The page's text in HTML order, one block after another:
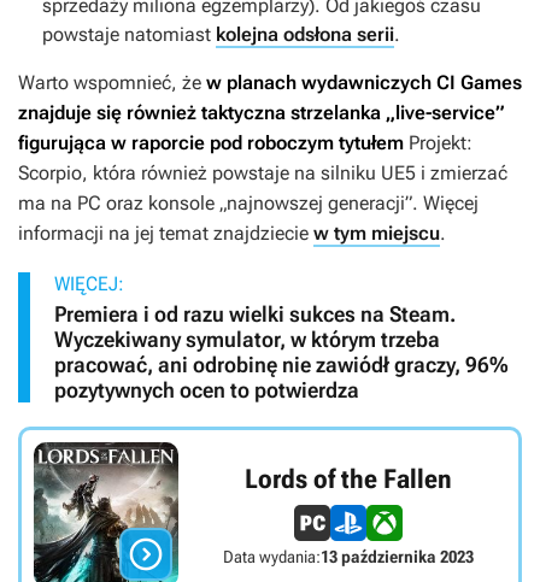
sprzedaży miliona egzemplarzy). Od jakiegoś czasu
powstaje natomiast kolejna odsłona serii.
Warto wspomnieć, że w planach wydawniczych CI Games
znajduje się również taktyczna strzelanka „live-service”
figurująca w raporcie pod roboczym tytułem Projekt:
Scorpio, która również powstaje na silniku UE5 i zmierzać
ma na PC oraz konsole „najnowszej generacji”. Więcej
informacji na jej temat znajdziecie w tym miejscu.
WIĘCEJ:
Premiera i od razu wielki sukces na Steam.
Wyczekiwany symulator, w którym trzeba
pracować, ani odrobinę nie zawiódł graczy, 96%
pozytywnych ocen to potwierdza

Lords of the Fallen
Data wydania:13 października 2023